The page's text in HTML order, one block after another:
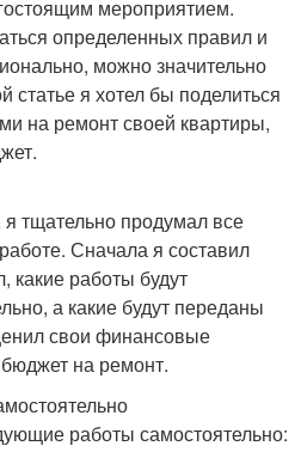
мероприятием.
определенных правил и
можно значительно
статье я хотел бы поделиться
на ремонт своей квартиры,
тщательно продумал все
Сначала я составил
какие работы будут
а какие будут переданы
свои финансовые
на ремонт.
работы самостоятельно: